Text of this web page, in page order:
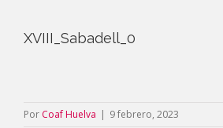
XVIII_Sabadell_0
Por Coaf Huelva | 9 febrero, 2023